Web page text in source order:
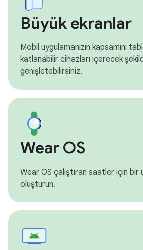
Büyük ekranlar
Mobil uygulamanızın kapsamını
katlanabilir cihazları içerecek
genişletebilirsiniz.
Wear OS
Wear OS çalıştıran saatler için bir
oluşturun.